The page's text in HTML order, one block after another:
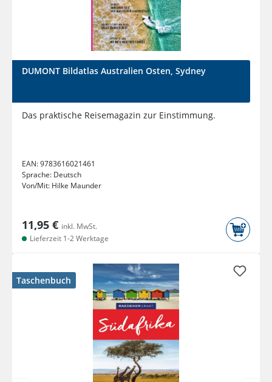
DUMONT Bildatlas Australien Osten, Sydney
Das praktische Reisemagazin zur Einstimmung.
EAN:9783616021461
Sprache: Deutsch
Von/Mit: Hilke Maunder
11,95 € inkl. MwSt.
Lieferzeit 1-2 Werktage
Taschenbuch